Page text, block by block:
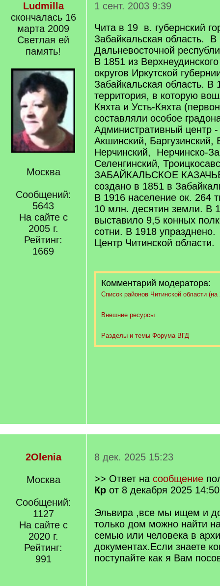
Ludmilla
скончалась 16
марта 2009
Светлая ей
память!
Москва
Сообщений:
5643
На сайте с
2005 г.
Рейтинг:
1669
1 сент. 2003 9:39
Чита в 19 в. губернский
Забайкальская область. В
Дальневосточной
В 1851 из
округов Иркутской
Забайкальская область. В
территория, в которую
Кяхта и Усть-Кяхта
составляли особое
Административный центр
Акшинский, Баргузинский,
Нерчинский, Нерчинско-
Селенгинский,
ЗАБАЙКАЛЬСКОЕ
создано в 1851 в
В 1916 население ок. 264
10 млн. десятин земли. В
выставило 9,5 конных
сотни. В 1918 упразднено.
Центр Читинской области.
Комментарий модератора:
Список районов Читинской области (на
Внешние ресурсы
Разделы и темы Форума ВГД
2Olenia
Москва
Сообщений:
1127
На сайте с
2020 г.
Рейтинг:
991
8 дек. 2025 15:23
>> Ответ на сообщение
Кр от 8 декабря 2025 14:50
Эльвира ,все мы ищем и
только дом можно найти
семью или человека в
документах.Если знаете
поступайте как я Вам